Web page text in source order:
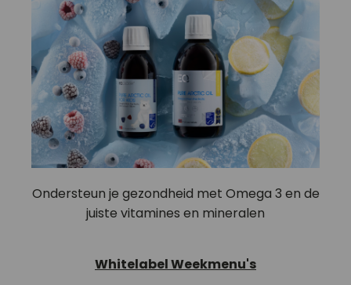
Ondersteun je gezondheid met Omega 3 en de
juiste vitamines en mineralen
Whitelabel Weekmenu's